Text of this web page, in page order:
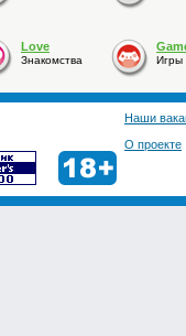
Love
Знакомства Игры
Наши
О проекте